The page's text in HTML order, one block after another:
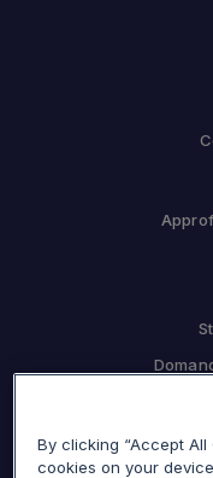
By clicking “Accept
cookies on your